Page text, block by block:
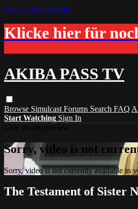
Skip to main content
Klicke hier für
AKIBA PASS TV
Browse Simulcast Forums Search FAQ
Start Watching Sign In
Sorry, video is not
Sorry, video is not currently available in
The Testament of Sister